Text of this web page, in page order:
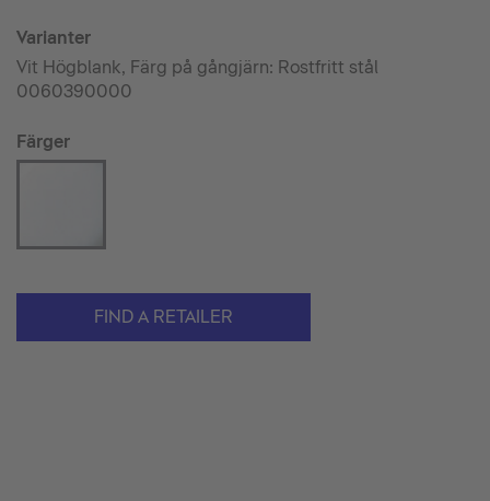
Varianter
Vit Högblank, Färg på gångjärn: Rostfritt stål
0060390000
Färger
FIND A RETAILER